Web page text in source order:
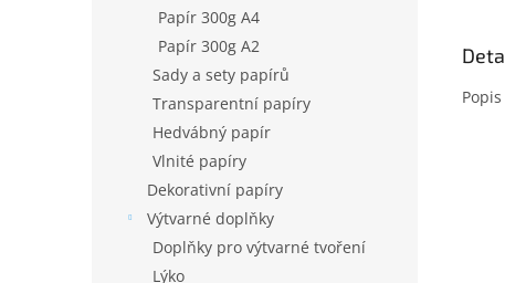
Papír 300g A4
Papír 300g A2
Sady a sety papírů
Transparentní papíry
Hedvábný papír
Vlnité papíry
Dekorativní papíry
Výtvarné doplňky
Doplňky pro výtvarné tvoření
Lýko